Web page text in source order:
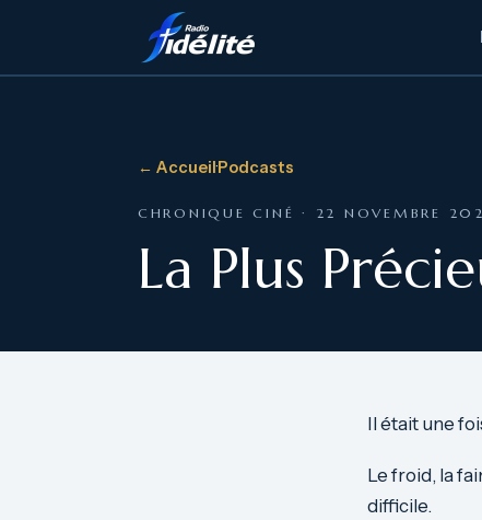
← Accueil·Podcasts
CHRONIQUE CINÉ · 22 NOVEMBRE
La Plus
Il était une
Le froid, la
difficile.